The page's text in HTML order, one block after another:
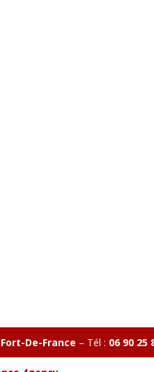
De-France – Tél : 06 90 25